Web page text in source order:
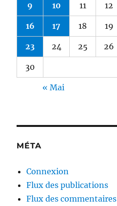
9 10 11 12
16 17 18 19
23 24 25 26
30
« Mai
MÉTA
Connexion
Flux des publications
Flux des commentaires